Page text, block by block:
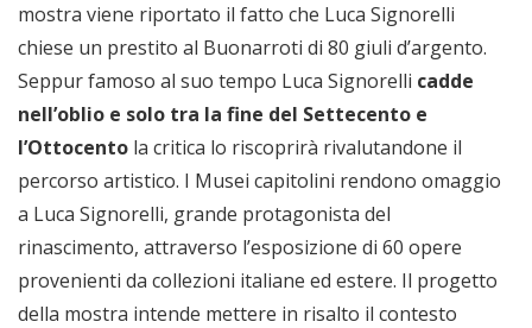
mostra viene riportato il fatto che Luca Signorelli
chiese un prestito al Buonarroti di 80 giuli d’argento.
Seppur famoso al suo tempo Luca Signorelli cadde
nell’oblio e solo tra la fine del Settecento e
l’Ottocento la critica lo riscoprirà rivalutandone il
percorso artistico. I Musei capitolini rendono omaggio
a Luca Signorelli, grande protagonista del
rinascimento, attraverso l’esposizione di 60 opere
provenienti da collezioni italiane ed estere. Il progetto
della mostra intende mettere in risalto il contesto